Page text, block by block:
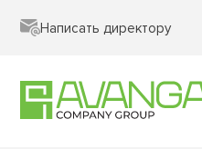
Написать директору